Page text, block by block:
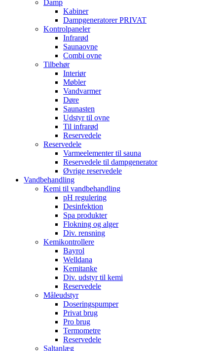
Damp
Kabiner
Dampgeneratorer PRIVAT
Kontrolpaneler
Infrarød
Saunaovne
Combi ovne
Tilbehør
Interiør
Møbler
Vandvarmer
Døre
Saunasten
Udstyr til ovne
Til infrarød
Reservedele
Reservedele
Varmeelementer til sauna
Reservedele til dampgenerator
Øvrige reservedele
Vandbehandling
Kemi til vandbehandling
pH regulering
Desinfektion
Spa produkter
Flokning og alger
Div. rensning
Kemikontrollere
Bayrol
Welldana
Kemitanke
Div. udstyr til kemi
Reservedele
Måleudstyr
Doseringspumper
Privat brug
Pro brug
Termometre
Reservedele
Saltanlæg